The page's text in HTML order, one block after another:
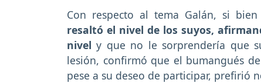
Con respecto al tema Galán, si
resaltó el nivel de los suyos,
nivel y que no le sorprendería que
lesión, confirmó que el bumangués
pese a su deseo de participar, prefirió